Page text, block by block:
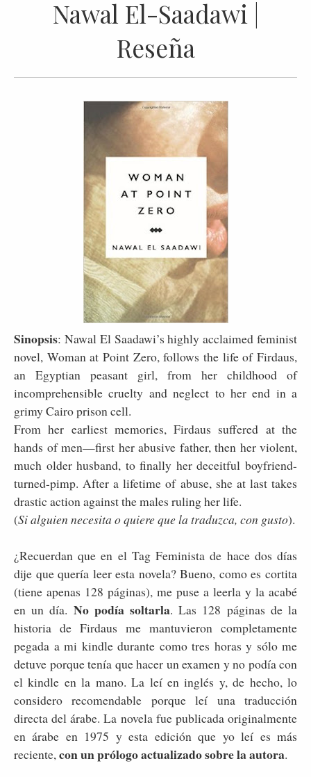
Nawal El-Saadawi |
Reseña
Sinopsis: Nawal El Saadawi’s highly acclaimed feminist
novel, Woman at Point Zero, follows the life of Firdaus,
an Egyptian peasant girl, from her childhood of
incomprehensible cruelty and neglect to her end in a
grimy Cairo prison cell.
From her earliest memories, Firdaus suffered at the
hands of men—first her abusive father, then her violent,
much older husband, to finally her deceitful boyfriend-
turned-pimp. After a lifetime of abuse, she at last takes
drastic action against the males ruling her life.
(Si alguien necesita o quiere que la traduzca, con gusto).
¿Recuerdan que en el Tag Feminista de hace dos días
dije que quería leer esta novela? Bueno, como es cortita
(tiene apenas 128 páginas), me puse a leerla y la acabé
en un día. No podía soltarla. Las 128 páginas de la
historia de Firdaus me mantuvieron completamente
pegada a mi kindle durante como tres horas y sólo me
detuve porque tenía que hacer un examen y no podía con
el kindle en la mano. La leí en inglés y, de hecho, lo
considero recomendable porque leí una traducción
directa del árabe. La novela fue publicada originalmente
en árabe en 1975 y esta edición que yo leí es más
reciente,con un prólogo actualizado sobre la autora.